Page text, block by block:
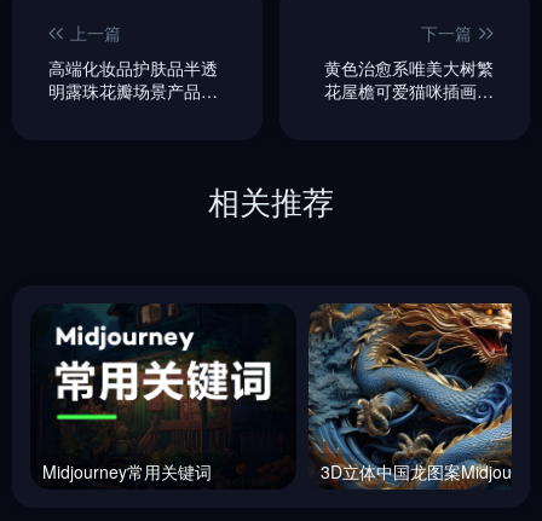
上一篇
高端化妆品护肤品半透
明露珠花瓣场景产品摄
下一篇
黄色治愈系唯美大树繁
花屋檐可爱猫咪插画海
相关推荐
Midjourney常用关键词